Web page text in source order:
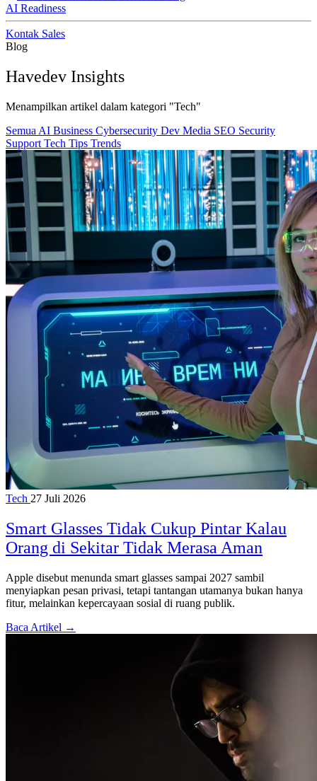
AI Readiness
Kontak Sales
Blog
Havedev Insights
Menampilkan artikel dalam kategori "Tech"
Semua AI Business Cybersecurity Dev Media SEO Security
Support Tech Tips Trends
Tech 27 Juli 2026
Smart Glasses Tidak Cukup Pintar Kalau
Orang di Sekitar Tidak Merasa Aman
Apple disebut menunda smart glasses sampai 2027 sambil
menyiapkan pesan privasi, tetapi tantangan utamanya bukan hanya
fitur, melainkan kepercayaan sosial di ruang publik.
Baca Artikel →